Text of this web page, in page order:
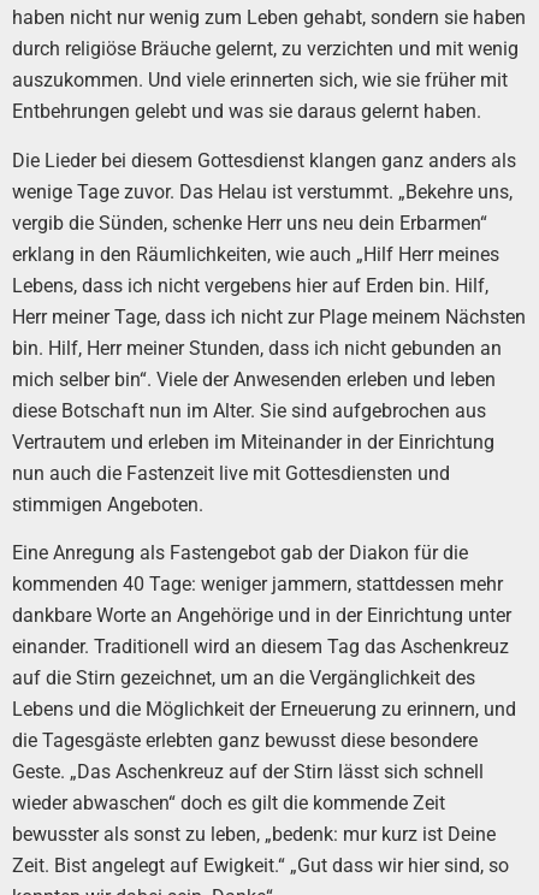
haben nicht nur wenig zum Leben gehabt, sondern sie haben
durch religiöse Bräuche gelernt, zu verzichten und mit wenig
auszukommen. Und viele erinnerten sich, wie sie früher mit
Entbehrungen gelebt und was sie daraus gelernt haben.
Die Lieder bei diesem Gottesdienst klangen ganz anders als
wenige Tage zuvor. Das Helau ist verstummt. „Bekehre uns,
vergib die Sünden, schenke Herr uns neu dein Erbarmen“
erklang in den Räumlichkeiten, wie auch „Hilf Herr meines
Lebens, dass ich nicht vergebens hier auf Erden bin. Hilf,
Herr meiner Tage, dass ich nicht zur Plage meinem Nächsten
bin. Hilf, Herr meiner Stunden, dass ich nicht gebunden an
mich selber bin“. Viele der Anwesenden erleben und leben
diese Botschaft nun im Alter. Sie sind aufgebrochen aus
Vertrautem und erleben im Miteinander in der Einrichtung
nun auch die Fastenzeit live mit Gottesdiensten und
stimmigen Angeboten.
Eine Anregung als Fastengebot gab der Diakon für die
kommenden 40 Tage: weniger jammern, stattdessen mehr
dankbare Worte an Angehörige und in der Einrichtung unter
einander. Traditionell wird an diesem Tag das Aschenkreuz
auf die Stirn gezeichnet, um an die Vergänglichkeit des
Lebens und die Möglichkeit der Erneuerung zu erinnern, und
die Tagesgäste erlebten ganz bewusst diese besondere
Geste. „Das Aschenkreuz auf der Stirn lässt sich schnell
wieder abwaschen“ doch es gilt die kommende Zeit
bewusster als sonst zu leben, „bedenk: mur kurz ist Deine
Zeit. Bist angelegt auf Ewigkeit.“ „Gut dass wir hier sind, so